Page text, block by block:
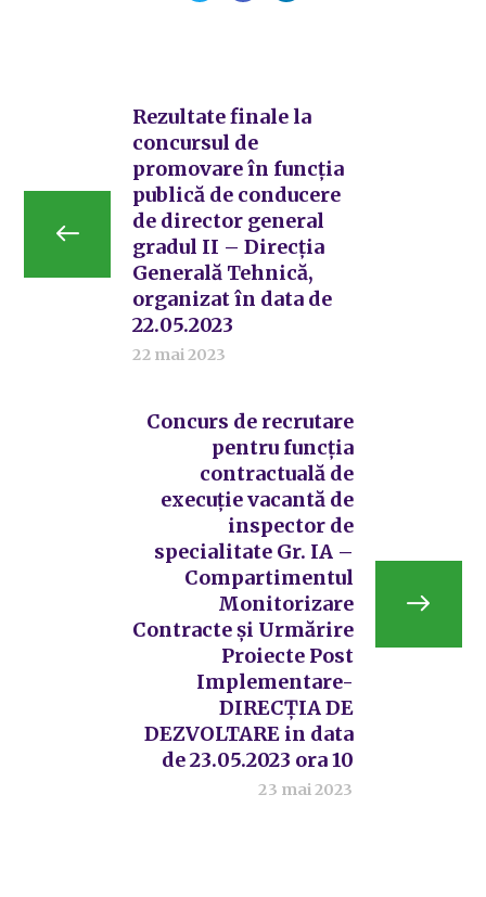
Rezultate finale la
concursul de
promovare în funcția
publică de conducere
de director general
gradul II – Direcția
Generală Tehnică,
organizat în data de
22.05.2023
22 mai 2023
Concurs de recrutare
pentru funcţia
contractuală de
execuție vacantă de
inspector de
specialitate Gr. IA –
Compartimentul
Monitorizare
Contracte și Urmărire
Proiecte Post
Implementare-
DIRECȚIA DE
DEZVOLTARE in data
de 23.05.2023 ora 10
23 mai 2023